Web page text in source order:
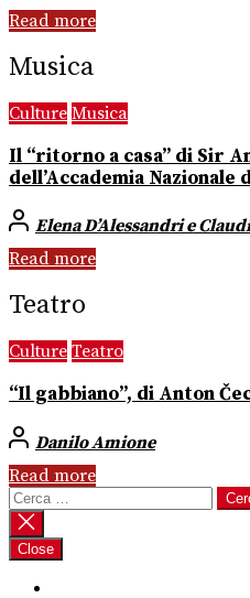
Read more
Musica
Culture Musica
Il “ritorno a casa” di Sir
dell’Accademia Nazionale
Elena D’Alessandri e
Read more
Teatro
Culture Teatro
“Il gabbiano”, di Anton
Danilo Amione
Read more
Ricerca
per:
Close